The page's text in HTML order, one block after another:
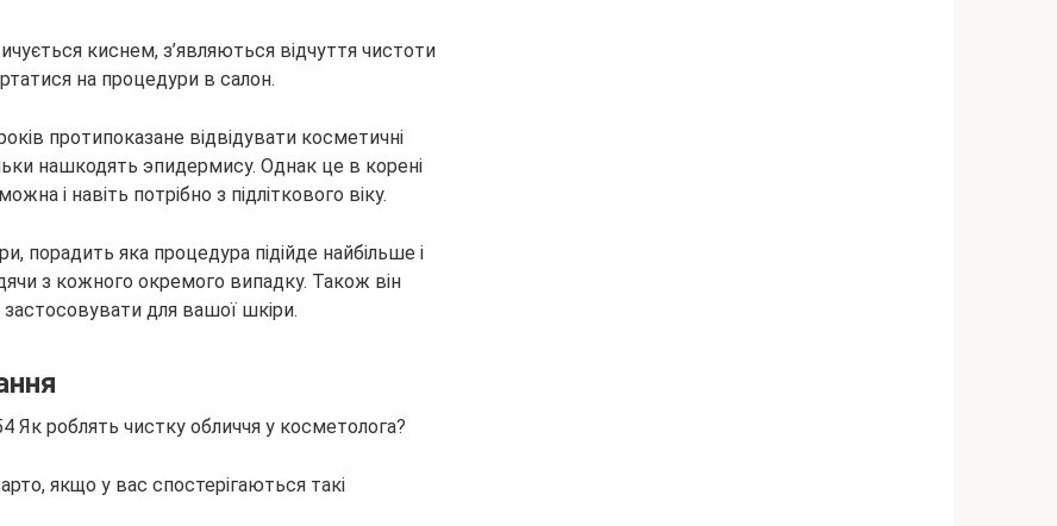
киснем, з’являються відчуття чистоти
на процедури в салон.
протипоказане відвідувати косметичні
нашкодять эпидермису. Однак це в корені
і навіть потрібно з підліткового віку.
порадить яка процедура підійде найбільше і
з кожного окремого випадку. Також він
для вашої шкіри.
якщо у вас спостерігаються такі